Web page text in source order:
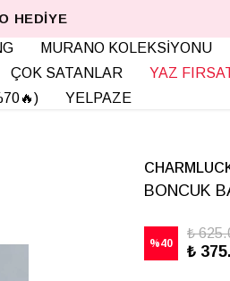
HEDIYE
MURANO KOLEKSİYONU
ÇOK SATANLAR
YAZ
YELPAZE
BONCUK
%40
₺
₺